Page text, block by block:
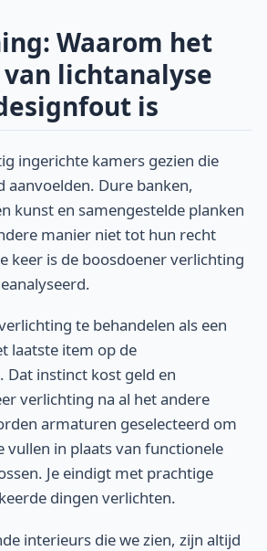
Waarom het
lichtanalyse
is
ingerichte kamers gezien die
aanvoelden. Dure banken,
kunst en samengestelde planken
manier niet tot hun recht
keer is de boosdoener verlichting
te behandelen als een
laatste item op de
Dat instinct kost geld en
verlichting na al het andere
armaturen geselecteerd om
vullen in plaats van functionele
Je eindigt met prachtige
dingen verlichten.
interieurs die we zien, zijn altijd